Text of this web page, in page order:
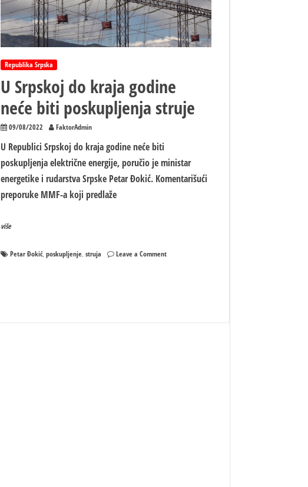
Republika Srpska
U Srpskoj do kraja godine
neće biti poskupljenja struje
09/08/2022 FaktorAdmin
U Republici Srpskoj do kraja godine neće biti
poskupljenja električne energije, poručio je ministar
energetike i rudarstva Srpske Petar Đokić. Komentarišući
preporuke MMF-a koji predlaže
više
Petar Đokić,poskupljenje,struja Leave a Commenton
neće